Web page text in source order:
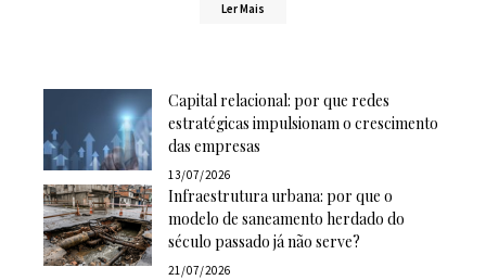
Ler Mais
Capital relacional: por que redes
estratégicas impulsionam o crescimento
das empresas
13/07/2026
Infraestrutura urbana: por que o
modelo de saneamento herdado do
século passado já não serve?
21/07/2026